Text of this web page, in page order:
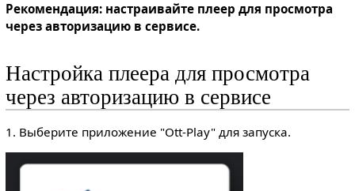
Рекомендация: настраивайте плеер для просмотра
через авторизацию в сервисе.
Настройка плеера для просмотра
через авторизацию в сервисе
1. Выберите приложение "Ott-Play" для запуска.